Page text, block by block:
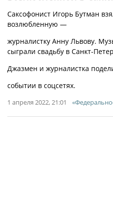
Саксофонист Игорь Бутман
возлюбленную —
журналистку Анну Львову.
сыграли свадьбу в Санкт-
Джазмен и журналистка
событии в соцсетях.
1 апреля 2022, 21:01